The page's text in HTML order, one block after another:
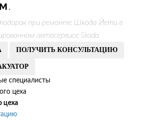
.
при ремонте Шкода Йети в
автосервисе Skoda
ПОЛУЧИТЬ КОНСУЛЬТАЦИЮ
НА ЭВАКУАТОР
специалисты
цеха